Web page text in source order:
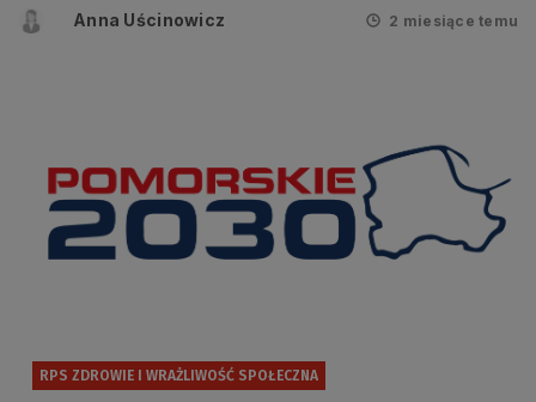
bezpieczeństwa zdrowotnego i
Anna Uścinowicz 2 miesiące temu
RPS ZDROWIE I WRAŻLIWOŚĆ SPOŁECZNA